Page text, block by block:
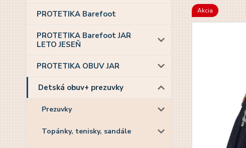
PROTETIKA Barefoot
PROTETIKA Barefoot JAR
LETO JESEŇ
PROTETIKA OBUV JAR
Detská obuv+ prezuvky
Prezuvky
Topánky, tenisky, sandále
Akcia